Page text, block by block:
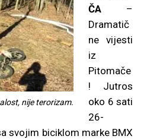
nije terorizam.
ČA –
Dramatič
ne vijesti
iz
Pitomače
! Jutros
oko 6 sati
26-
svojim biciklom marke BMX